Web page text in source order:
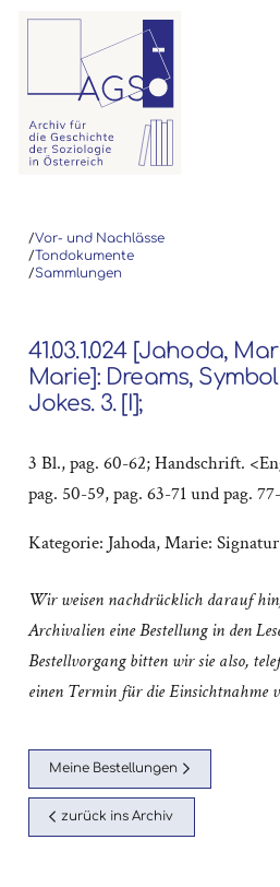
/Vor- und Nachlässe
/Tondokumente
/Sammlungen
41.03.1.024 [Jahoda,
Marie]: Dreams,
Jokes. 3. [I];
3 Bl., pag. 60-62; Handschrift.
pag. 50-59, pag. 63-71 und pag.
Kategorie: Jahoda, Marie:
Wir weisen nachdrücklich darauf hin,
Archivalien eine Bestellung in den
Bestellvorgang bitten wir sie also,
einen Termin für die Einsichtnahme
Meine Bestellungen
zurück ins Archiv